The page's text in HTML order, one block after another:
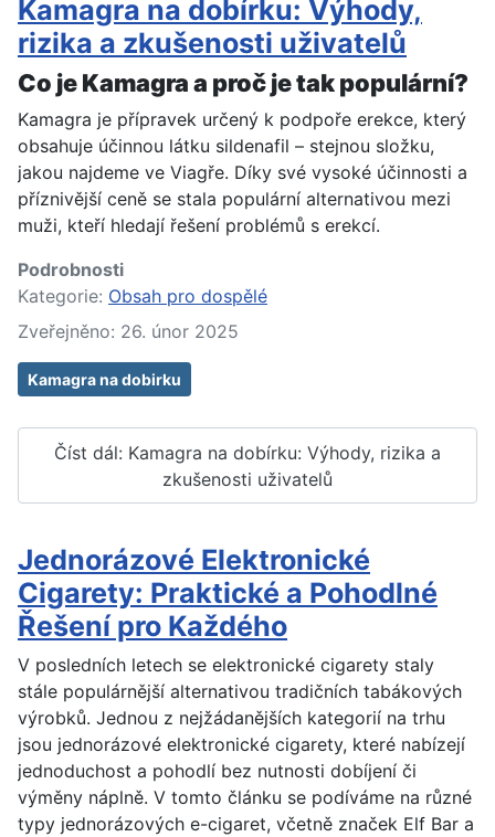
Kamagra na dobírku: Výhody,
rizika a zkušenosti uživatelů
Co je Kamagra a proč je tak populární?
Kamagra je přípravek určený k podpoře erekce, který
obsahuje účinnou látku sildenafil – stejnou složku,
jakou najdeme ve Viagře. Díky své vysoké účinnosti a
příznivější ceně se stala populární alternativou mezi
muži, kteří hledají řešení problémů s erekcí.
Podrobnosti
Kategorie: Obsah pro dospělé
Zveřejněno: 26. únor 2025
Kamagra na dobirku
Číst dál: Kamagra na dobírku: Výhody, rizika a
zkušenosti uživatelů
Jednorázové Elektronické
Cigarety: Praktické a Pohodlné
Řešení pro Každého
V posledních letech se elektronické cigarety staly
stále populárnější alternativou tradičních tabákových
výrobků. Jednou z nejžádanějších kategorií na trhu
jsou jednorázové elektronické cigarety, které nabízejí
jednoduchost a pohodlí bez nutnosti dobíjení či
výměny náplně. V tomto článku se podíváme na různé
typy jednorázových e-cigaret, včetně značek Elf Bar a